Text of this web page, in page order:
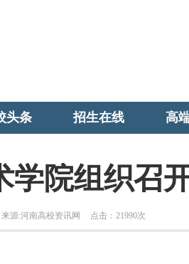
头条 招生在线 高
学院组织召
来源:河南高校资讯网 点击： 21990次